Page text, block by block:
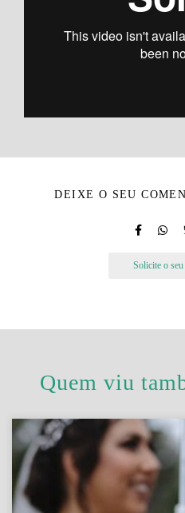
DEIXE O SEU
Solicite o
Quem viu